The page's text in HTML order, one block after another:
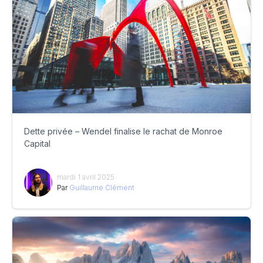
Dette privée – Wendel finalise le rachat de Monroe
Capital
mardi 1 avril 2025
Par Guillaume Clément